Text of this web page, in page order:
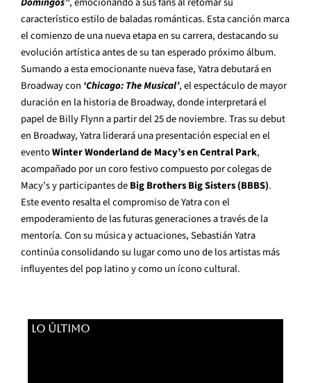
característico estilo de baladas románticas. Esta canción marca
el comienzo de una nueva etapa en su carrera, destacando su
evolución artística antes de su tan esperado próximo álbum.
Sumando a esta emocionante nueva fase, Yatra debutará en
Broadway con ‘Chicago: The Musical’, el espectáculo de mayor
duración en la historia de Broadway, donde interpretará el
papel de Billy Flynn a partir del 25 de noviembre. Tras su debut
en Broadway, Yatra liderará una presentación especial en el
eventoWinter Wonderland de Macy’s en Central Park,
acompañado por un coro festivo compuesto por colegas de
Macy’s y participantes deBig Brothers Big Sisters (BBBS).
Este evento resalta el compromiso de Yatra con el
empoderamiento de las futuras generaciones a través de la
mentoría. Con su música y actuaciones, Sebastián Yatra
continúa consolidando su lugar como uno de los artistas más
influyentes del pop latino y como un ícono cultural.
LO ÚLTIMO